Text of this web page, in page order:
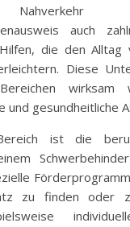
auch
die den Alltag
Diese
wirksam
und gesundheitliche
ist die
zu finden oder